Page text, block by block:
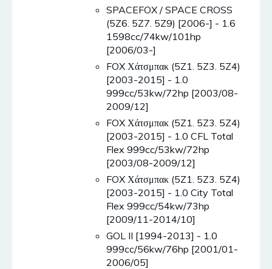
SPACEFOX / SPACE CROSS
(5Z6. 5Z7. 5Z9) [2006-] - 1.6
1598cc/74kw/101hp
[2006/03-]
FOX Χάτσμπακ (5Z1. 5Z3. 5Z4)
[2003-2015] - 1.0
999cc/53kw/72hp [2003/08-
2009/12]
FOX Χάτσμπακ (5Z1. 5Z3. 5Z4)
[2003-2015] - 1.0 CFL Total
Flex 999cc/53kw/72hp
[2003/08-2009/12]
FOX Χάτσμπακ (5Z1. 5Z3. 5Z4)
[2003-2015] - 1.0 City Total
Flex 999cc/54kw/73hp
[2009/11-2014/10]
GOL II [1994-2013] - 1.0
999cc/56kw/76hp [2001/01-
2006/05]